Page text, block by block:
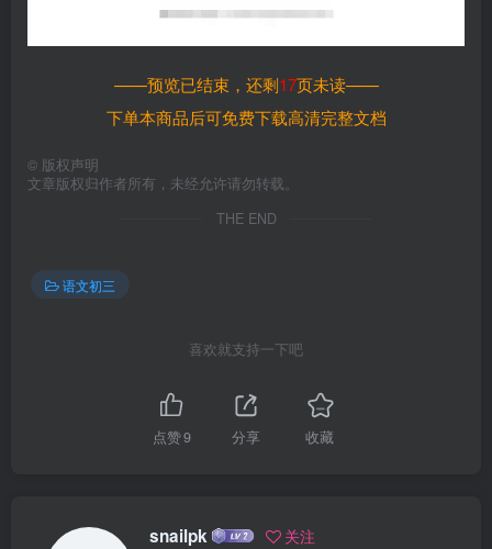
——预览已结束，还剩17页未读——
下单本商品后可免费下载高清完整文档
© 版权声明
文章版权归作者所有，未经允许请勿转载。
THE END
语文初三
喜欢就支持一下吧
点赞9 分享 收藏
snailpk 关注